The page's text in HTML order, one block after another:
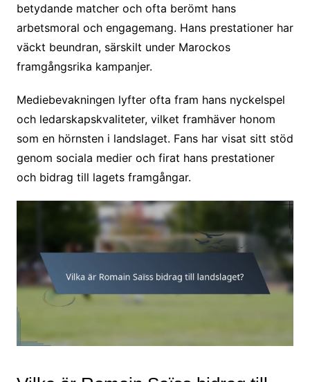
betydande matcher och ofta berömt hans
arbetsmoral och engagemang. Hans prestationer har
väckt beundran, särskilt under Marockos
framgångsrika kampanjer.
Mediebevakningen lyfter ofta fram hans nyckelspel
och ledarskapskvaliteter, vilket framhäver honom
som en hörnsten i landslaget. Fans har visat sitt stöd
genom sociala medier och firat hans prestationer
och bidrag till lagets framgångar.